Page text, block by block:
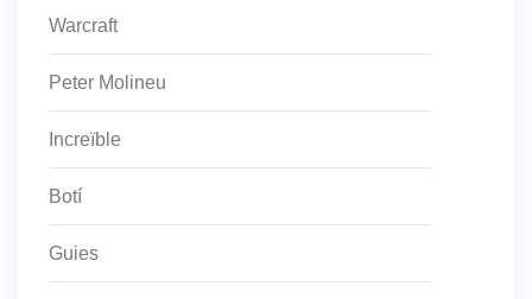
Warcraft
Peter Molineu
Increïble
Botí
Guies